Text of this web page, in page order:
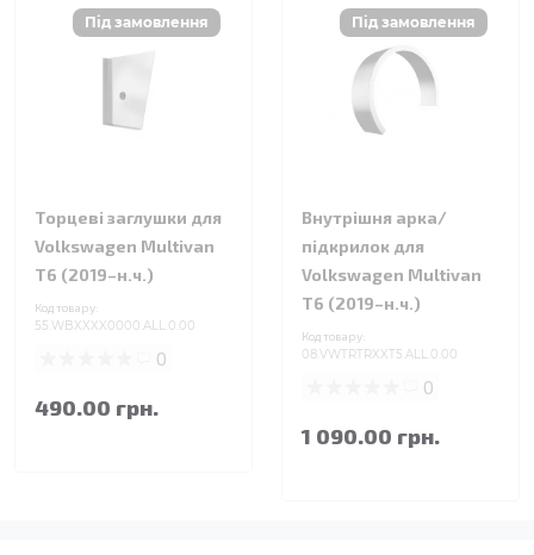
Торцеві заглушки для
Volkswagen Multivan
T6 (2019–н.ч.)
Код товару:
55.WBXXXX0000.ALL.0.00
0
490.00 грн.
Внутрішня арка/
підкрилок для
Volkswagen Multivan
T6 (2019–н.ч.)
Код товару:
08.VWTRTRXXT5.ALL.0.00
0
1 090.00 грн.